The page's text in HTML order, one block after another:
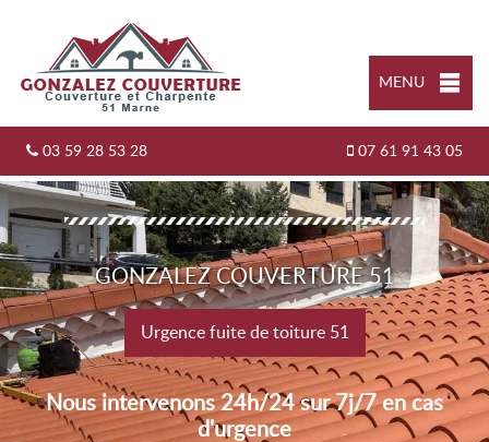
MENU
03 59 28 53 28 07 61 91 43 05
GONZALEZ COUVERTURE 51
Urgence fuite de toiture 51
Nous intervenons 24h/24 sur 7j/7 en cas
d'urgence